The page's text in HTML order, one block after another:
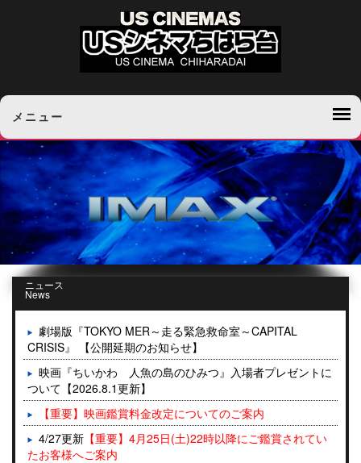
メニュー
ニュース
News
劇場版『TOKYO MER～走る緊急救命室～CAPITAL
CRISIS』 【公開延期のお知らせ】
映画『ちいかわ 人魚の島のひみつ』入場者プレゼントに
ついて【2026.8.1更新】
【重要】映画鑑賞料金改定についてのご案内
4/27更新 【重要】4月25日(土)22時以降にご鑑賞されてい
たお客様へご案内